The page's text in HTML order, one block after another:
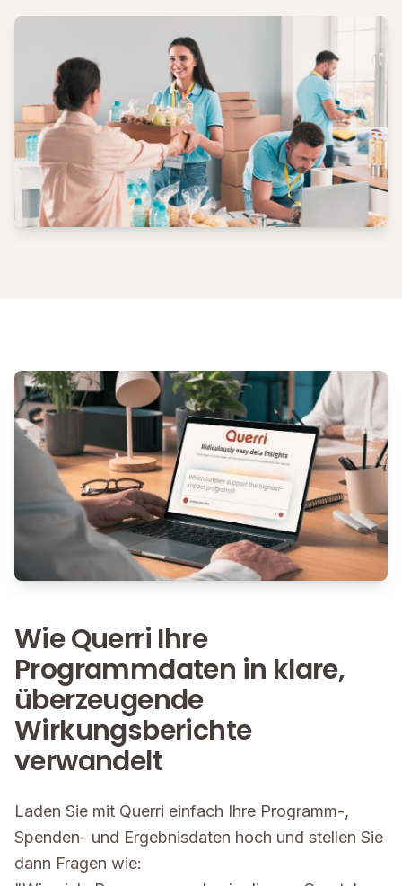
Wie Querri Ihre
Programmdaten in klare,
überzeugende
Wirkungsberichte
verwandelt
Laden Sie mit Querri einfach Ihre Programm-,
Spenden- und Ergebnisdaten hoch und stellen Sie
dann Fragen wie: